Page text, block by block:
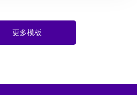
更多模板